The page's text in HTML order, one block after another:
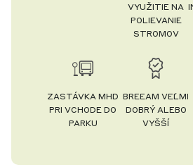
VYUŽITIE NA
POLIEVANIE
STROMOV
ZASTÁVKA MHD
PRI VCHODE DO
PARKU
BREEAM VEĽMI
DOBRÝ ALEBO
VYŠŠÍ